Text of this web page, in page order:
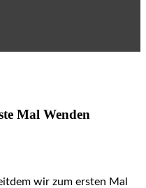
Mal Wenden
wir zum ersten Mal